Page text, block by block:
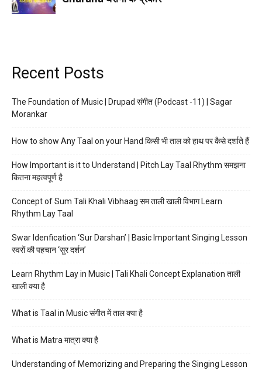
Recent Posts
The Foundation of Music | Drupad संगीत (Podcast -11) | Sagar
Morankar
How to show Any Taal on your Hand किसी भी ताल को हाथ पर कैसे दर्शाते हैं
How Important is it to Understand | Pitch Lay Taal Rhythm समझना
कितना महत्वपूर्ण है
Concept of Sum Tali Khali Vibhaag सम ताली खाली विभाग Learn
Rhythm Lay Taal
Swar Idenfication ‘Sur Darshan’ | Basic Important Singing Lesson
स्वरों की पहचान ‘सुर दर्शन’
Learn Rhythm Lay in Music | Tali Khali Concept Explanation ताली
खाली क्या है
What is Taal in Music संगीत में ताल क्या है
What is Matra मात्रा क्या है
Understanding of Memorizing and Preparing the Singing Lesson